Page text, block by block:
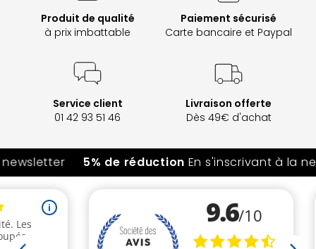
Produit de qualité
à prix imbattable
Paiement sécurisé
Carte bancaire et Paypal
Service client
01 42 93 51 46
Livraison offerte
Dès 49€ d'achat
5% de réductionEn s'inscrivant à la